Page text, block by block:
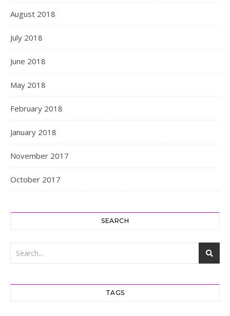
August 2018
July 2018
June 2018
May 2018
February 2018
January 2018
November 2017
October 2017
SEARCH
TAGS